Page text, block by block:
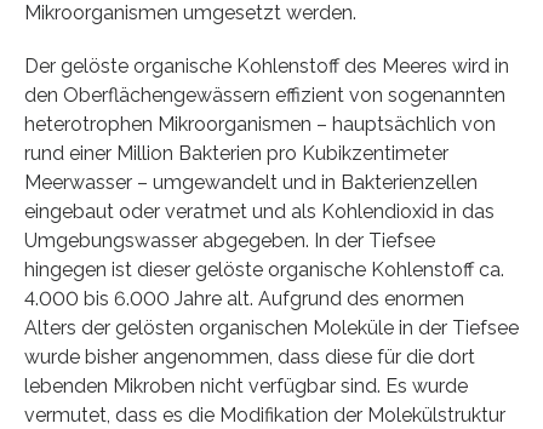
Mikroorganismen umgesetzt werden.
Der gelöste organische Kohlenstoff des Meeres wird in
den Oberflächengewässern effizient von sogenannten
heterotrophen Mikroorganismen – hauptsächlich von
rund einer Million Bakterien pro Kubikzentimeter
Meerwasser – umgewandelt und in Bakterienzellen
eingebaut oder veratmet und als Kohlendioxid in das
Umgebungswasser abgegeben. In der Tiefsee
hingegen ist dieser gelöste organische Kohlenstoff ca.
4.000 bis 6.000 Jahre alt. Aufgrund des enormen
Alters der gelösten organischen Moleküle in der Tiefsee
wurde bisher angenommen, dass diese für die dort
lebenden Mikroben nicht verfügbar sind. Es wurde
vermutet, dass es die Modifikation der Molekülstruktur